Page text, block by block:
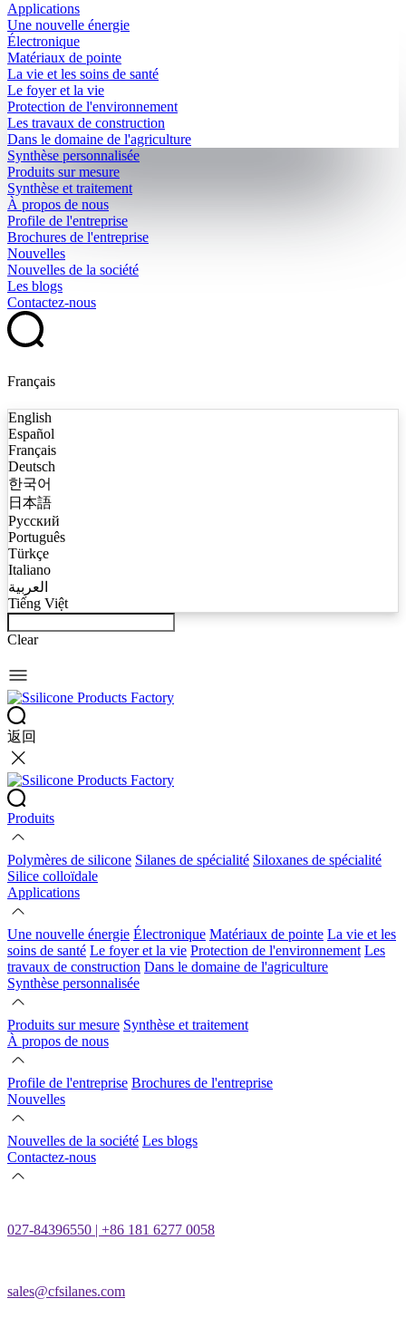
Applications
Une nouvelle énergie
Électronique
Matériaux de pointe
La vie et les soins de santé
Le foyer et la vie
Protection de l'environnement
Les travaux de construction
Dans le domaine de l'agriculture
Synthèse personnalisée
Produits sur mesure
Synthèse et traitement
À propos de nous
Profile de l'entreprise
Brochures de l'entreprise
Nouvelles
Nouvelles de la société
Les blogs
Contactez-nous
Français
English
Español
Français
Deutsch
한국어
日本語
Русский
Português
Türkçe
Italiano
العربية
Tiếng Việt
Clear
返回
Produits
Polymères de silicone Silanes de spécialité Siloxanes de spécialité
Silice colloïdale
Applications
Une nouvelle énergie Électronique Matériaux de pointe La vie et les
soins de santé Le foyer et la vie Protection de l'environnement Les
travaux de construction Dans le domaine de l'agriculture
Synthèse personnalisée
Produits sur mesure Synthèse et traitement
À propos de nous
Profile de l'entreprise Brochures de l'entreprise
Nouvelles
Nouvelles de la société Les blogs
Contactez-nous
027-84396550 | +86 181 6277 0058
sales@cfsilanes.com